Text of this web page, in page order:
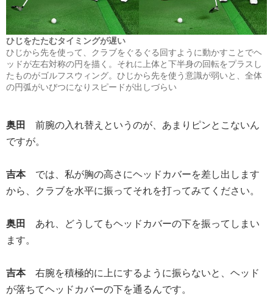
ひじをたたむタイミングが遅い
ひじから先を使って、クラブをぐるぐる回すように動かすことでヘ
ッドが左右対称の円を描く。それに上体と下半身の回転をプラスし
たものがゴルフスウィング。ひじから先を使う意識が弱いと、全体
の円弧がいびつになりスピードが出しづらい
奥田 前腕の入れ替えというのが、あまりピンとこないん
ですが。
吉本では、私が胸の高さにヘッドカバーを差し出します
から、クラブを水平に振ってそれを打ってみてください。
奥田 あれ、どうしてもヘッドカバーの下を振ってしまい
ます。
吉本右腕を積極的に上にするように振らないと、ヘッド
が落ちてヘッドカバーの下を通るんです。